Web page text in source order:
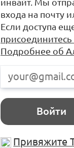
инвайт. Мы
входа на почту
Если доступа
Подробнее об
Войти
Привяжите